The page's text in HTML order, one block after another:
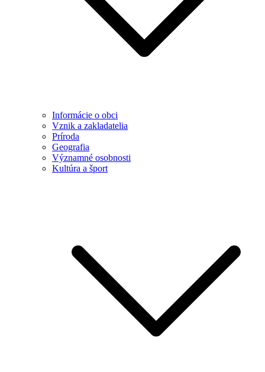
Informácie o obci
Vznik a zakladatelia
Príroda
Geografia
Významné osobnosti
Kultúra a šport